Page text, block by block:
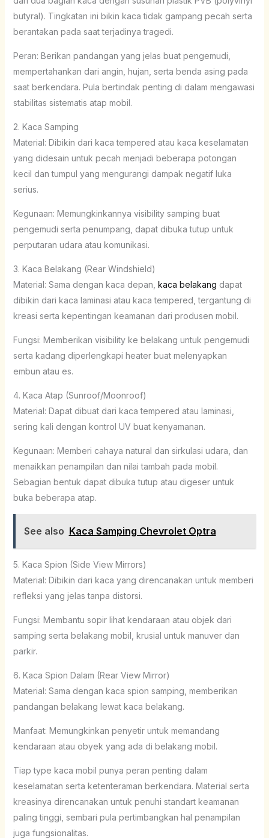
butyral). Tingkatan ini bikin kaca tidak gampang pecah serta
berantakan pada saat terjadinya tragedi.
Peran: Berikan pandangan yang jelas buat pengemudi,
mempertahankan dari angin, hujan, serta benda asing pada
saat berkendara. Pula bertindak penting di dalam mengawasi
stabilitas sistematis atap mobil.
2. Kaca Samping
Material: Dibikin dari kaca tempered atau kaca keselamatan
yang didesain untuk pecah menjadi beberapa potongan
kecil dan tumpul yang mengurangi dampak negatif luka
serius.
Kegunaan: Memungkinkannya visibility samping buat
pengemudi serta penumpang, dapat dibuka tutup untuk
perputaran udara atau komunikasi.
3. Kaca Belakang (Rear Windshield)
Material: Sama dengan kaca depan, kaca belakang dapat
dibikin dari kaca laminasi atau kaca tempered, tergantung di
kreasi serta kepentingan keamanan dari produsen mobil.
Fungsi: Memberikan visibility ke belakang untuk pengemudi
serta kadang diperlengkapi heater buat melenyapkan
embun atau es.
4. Kaca Atap (Sunroof/Moonroof)
Material: Dapat dibuat dari kaca tempered atau laminasi,
sering kali dengan kontrol UV buat kenyamanan.
Kegunaan: Memberi cahaya natural dan sirkulasi udara, dan
menaikkan penampilan dan nilai tambah pada mobil.
Sebagian bentuk dapat dibuka tutup atau digeser untuk
buka beberapa atap.
See also Kaca Samping Chevrolet Optra
5. Kaca Spion (Side View Mirrors)
Material: Dibikin dari kaca yang direncanakan untuk memberi
refleksi yang jelas tanpa distorsi.
Fungsi: Membantu sopir lihat kendaraan atau objek dari
samping serta belakang mobil, krusial untuk manuver dan
parkir.
6. Kaca Spion Dalam (Rear View Mirror)
Material: Sama dengan kaca spion samping, memberikan
pandangan belakang lewat kaca belakang.
Manfaat: Memungkinkan penyetir untuk memandang
kendaraan atau obyek yang ada di belakang mobil.
Tiap type kaca mobil punya peran penting dalam
keselamatan serta ketenteraman berkendara. Material serta
kreasinya direncanakan untuk penuhi standart keamanan
paling tinggi, sembari pula pertimbangkan hal penampilan
juga fungsionalitas.